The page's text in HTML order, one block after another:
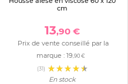
cm
13,90 €
Prix de vente conseillé par la
marque :19 ,90 €
(31)
En stock